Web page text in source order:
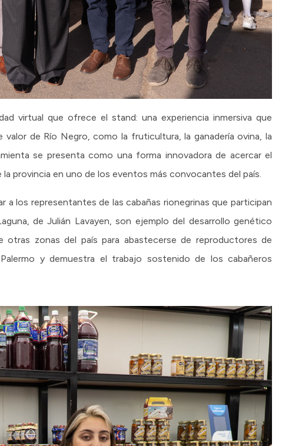
virtual que ofrece el stand: una experiencia inmersiva que
de Río Negro, como la fruticultura, la ganadería ovina, la
se presenta como una forma innovadora de acercar el
provincia en uno de los eventos más convocantes del país.
a los representantes de las cabañas rionegrinas que participan
de Julián Lavayen, son ejemplo del desarrollo genético
zonas del país para abastecerse de reproductores de
y demuestra el trabajo sostenido de los cabañeros